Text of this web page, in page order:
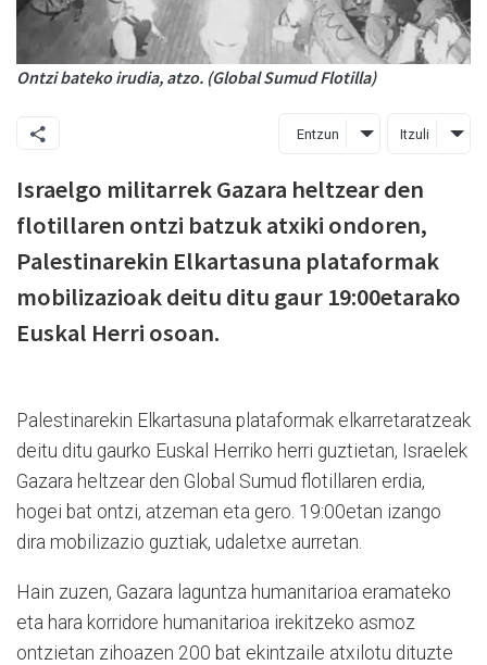
Ontzi bateko irudia, atzo. (Global Sumud Flotilla)
Entzun Itzuli
Israelgo militarrek Gazara heltzear den
flotillaren ontzi batzuk atxiki ondoren,
Palestinarekin Elkartasuna plataformak
mobilizazioak deitu ditu gaur 19:00etarako
Euskal Herri osoan.
Palestinarekin Elkartasuna plataformak elkarretaratzeak
deitu ditu gaurko Euskal Herriko herri guztietan, Israelek
Gazara heltzear den Global Sumud flotillaren erdia,
hogei bat ontzi, atzeman eta gero. 19:00etan izango
dira mobilizazio guztiak, udaletxe aurretan.
Hain zuzen, Gazara laguntza humanitarioa eramateko
eta hara korridore humanitarioa irekitzeko asmoz
ontzietan zihoazen 200 bat ekintzaile atxilotu dituzte